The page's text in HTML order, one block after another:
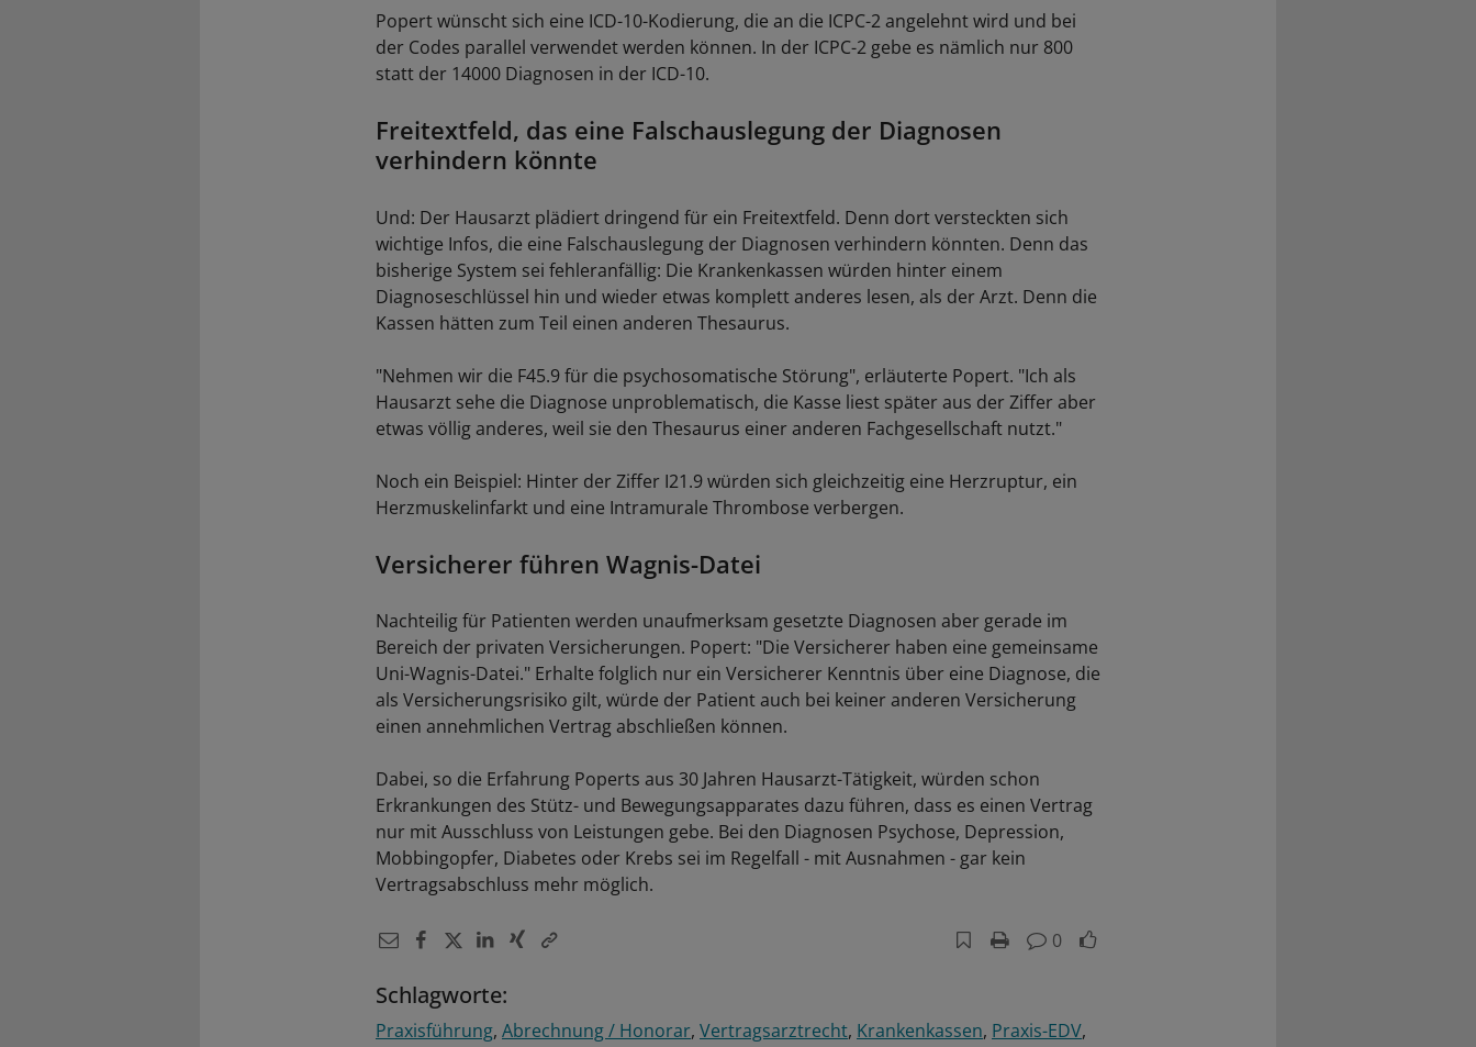
Popert wünscht sich eine ICD-10-Kodierung, die an die ICPC-2 angelehnt wird und bei
der Codes parallel verwendet werden können. In der ICPC-2 gebe es nämlich nur 800
statt der 14000 Diagnosen in der ICD-10.
Freitextfeld, das eine Falschauslegung der Diagnosen
verhindern könnte
Und: Der Hausarzt plädiert dringend für ein Freitextfeld. Denn dort versteckten sich
wichtige Infos, die eine Falschauslegung der Diagnosen verhindern könnten. Denn das
bisherige System sei fehleranfällig: Die Krankenkassen würden hinter einem
Diagnoseschlüssel hin und wieder etwas komplett anderes lesen, als der Arzt. Denn die
Kassen hätten zum Teil einen anderen Thesaurus.
"Nehmen wir die F45.9 für die psychosomatische Störung", erläuterte Popert. "Ich als
Hausarzt sehe die Diagnose unproblematisch, die Kasse liest später aus der Ziffer aber
etwas völlig anderes, weil sie den Thesaurus einer anderen Fachgesellschaft nutzt."
Noch ein Beispiel: Hinter der Ziffer I21.9 würden sich gleichzeitig eine Herzruptur, ein
Herzmuskelinfarkt und eine Intramurale Thrombose verbergen.
Versicherer führen Wagnis-Datei
Nachteilig für Patienten werden unaufmerksam gesetzte Diagnosen aber gerade im
Bereich der privaten Versicherungen. Popert: "Die Versicherer haben eine gemeinsame
Uni-Wagnis-Datei." Erhalte folglich nur ein Versicherer Kenntnis über eine Diagnose, die
als Versicherungsrisiko gilt, würde der Patient auch bei keiner anderen Versicherung
einen annehmlichen Vertrag abschließen können.
Dabei, so die Erfahrung Poperts aus 30 Jahren Hausarzt-Tätigkeit, würden schon
Erkrankungen des Stütz- und Bewegungsapparates dazu führen, dass es einen Vertrag
nur mit Ausschluss von Leistungen gebe. Bei den Diagnosen Psychose, Depression,
Mobbingopfer, Diabetes oder Krebs sei im Regelfall - mit Ausnahmen - gar kein
Vertragsabschluss mehr möglich.
0
Schlagworte:
Praxisführung Abrechnung / Honorar Vertragsarztrecht Krankenkassen Praxis-EDV